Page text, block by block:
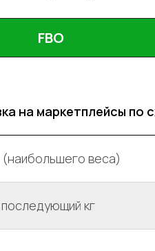
FBO
на маркетплейсы по
веса)
кг